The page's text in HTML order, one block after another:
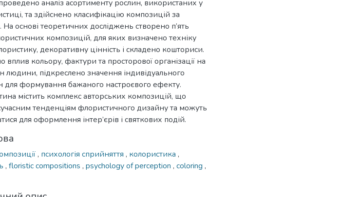
аналіз асортименту рослин, використаних у
та здійснено класифікацію композицій за
основі теоретичних досліджень створено п’ять
композицій, для яких визначено техніку
декоративну цінність і складено кошториси.
вплив кольору, фактури та просторової організації на
людини, підкреслено значення індивідуального
для формування бажаного настроєвого ефекту.
містить комплекс авторських композицій, що
тенденціям флористичного дизайну та можуть
для оформлення інтер’єрів і святкових подій.
, психологія сприйняття , колористика ,
, floristic compositions , psychology of perception , coloring ,